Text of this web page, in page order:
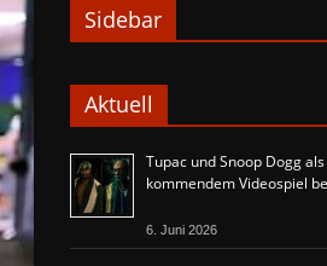
Sidebar
Aktuell
Tupac und Snoop Dogg
kommendem Videospiel
6. Juni 2026